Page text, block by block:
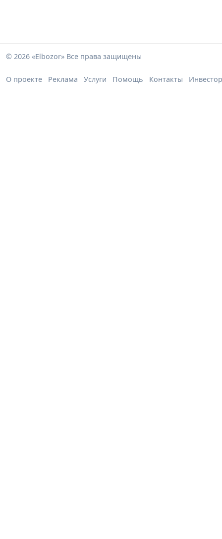
© 2026 «Elbozor» Все права защищены
О проекте Реклама Услуги Помощь Контакты